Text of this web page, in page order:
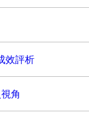
效評析
角